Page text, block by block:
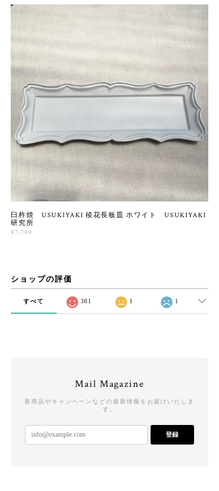
臼杵焼 USUKIYAKI 稜花長板皿 ホワイト USUKIYAKI
研究所
¥7,700
ショップの評価
すべて 301 1 1
Mail Magazine
新商品やキャンペーンなどの最新情報をお届けいたしま
す。
登録